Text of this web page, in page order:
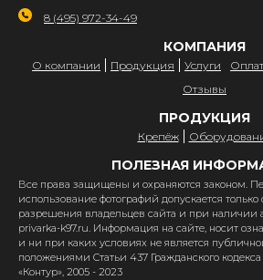
8 (495) 972-34-49
КОМПАНИЯ
О компании Продукция Услуги
Отзывы
ПРОДУКЦИЯ
Крепёж
ПОЛЕЗНАЯ
Все права защищены и охраняются законом.
использование фотографий допускается
разрешения владельцев сайта и при наличии
privarka-k97.ru. Информация на сайте, носит
и ни при каких условиях не является
положениями Статьи 437 Гражданского
«Контур», 2005 - 2023